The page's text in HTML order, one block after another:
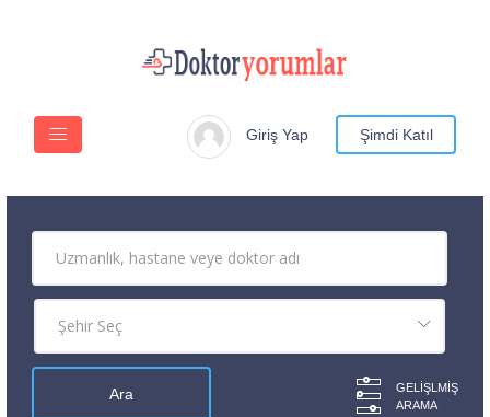
Giriş Yap Şimdi Katıl
GELIŞLMIŞ
ARAMA